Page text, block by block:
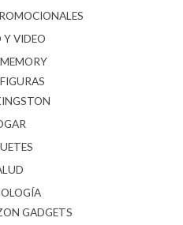
VIDEO
FIGURAS
GADGETS